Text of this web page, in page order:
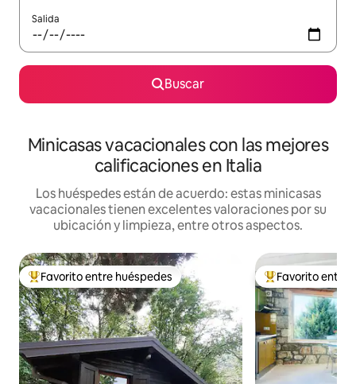
Salida
Buscar
Minicasas vacacionales con las mejores
calificaciones en Italia
Los huéspedes están de acuerdo: estas minicasas
vacacionales tienen excelentes valoraciones por su
ubicación y limpieza, entre otros aspectos.
Favorito entre huéspedes preferido
Favorito entre huéspedes Favorito entre
Favorito entre